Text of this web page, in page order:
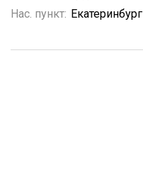
Нас. пункт: Екатеринбург